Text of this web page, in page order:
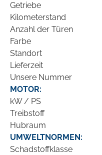
Getriebe
Kilometerstand
Anzahl der Türen
Farbe
Standort
Lieferzeit
Unsere Nummer
MOTOR:
kW / PS
Treibstoff
Hubraum
UMWELTNORMEN:
Schadstoffklasse